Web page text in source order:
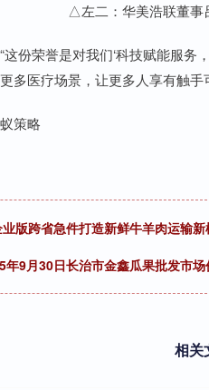
△左二：华美浩联董事
份荣誉是对我们‘科技赋能服
多医疗场景，让更多人享有触
策略
版跨省急件打造新鲜牛羊肉运输新
年9月30日长治市金鑫瓜果批发市
相关